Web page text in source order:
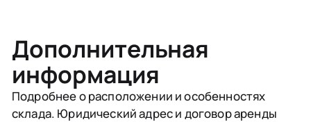
Дополнительная
информация
Подробнее о расположении и особенностях
склада. Юридический адрес и договор аренды